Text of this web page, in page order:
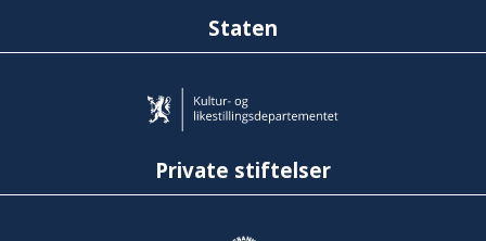
Staten
Private stiftelser